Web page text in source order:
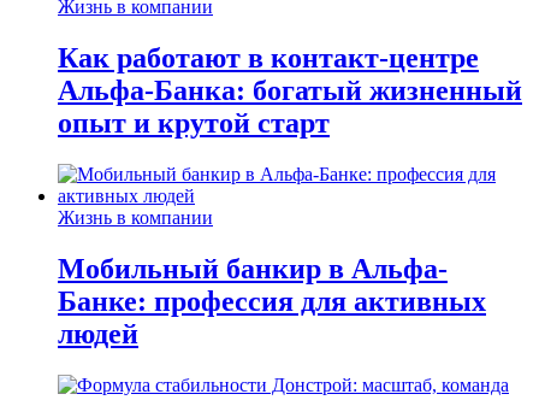
Жизнь в компании
Как работают в контакт-центре
Альфа-Банка: богатый жизненный
опыт и крутой старт
Жизнь в компании
Мобильный банкир в Альфа-
Банке: профессия для активных
людей